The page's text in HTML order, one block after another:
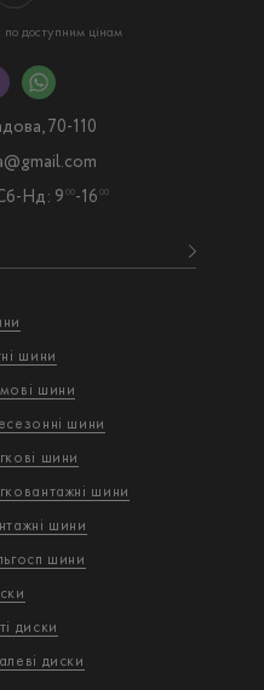
доступним цінам
шини
шини
шини
шини
шини
шини
шини
диски
диски
70-110
Нд: 9 00-16 00